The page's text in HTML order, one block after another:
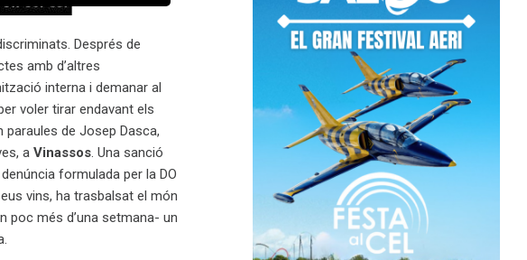
Després de
amb d’altres
interna i demanar al
voler tirar endavant els
de Josep Dasca,
a Vinassos. Una sanció
formulada per la DO
vins, ha trasbalsat el món
poc més d’una setmana- un